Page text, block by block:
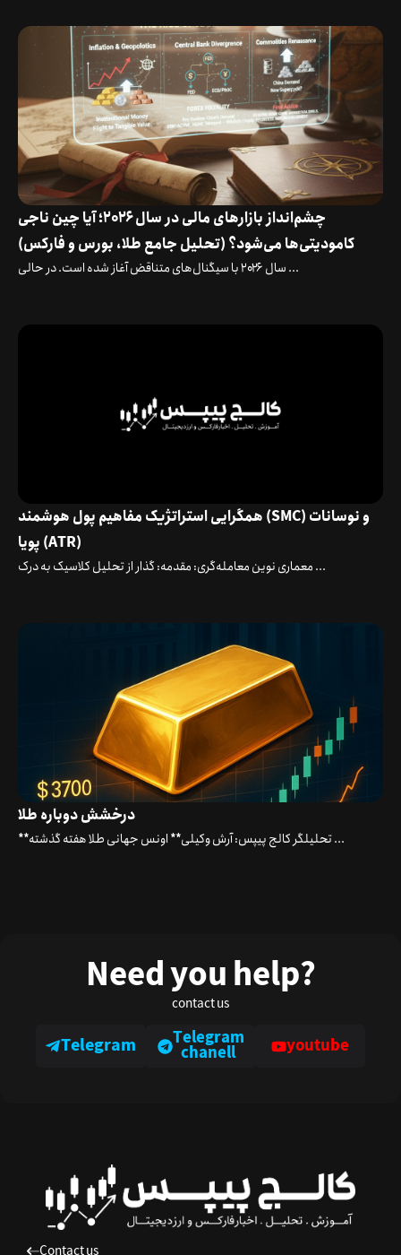
چشم‌انداز بازارهای مالی در سال ۲۰۲۶؛ آیا چین ناجی
کامودیتی‌ها می‌شود؟ (تحلیل جامع طلا، بورس و فارکس)
سال ۲۰۲۶ با سیگنال‌های متناقض آغاز شده است. در حالی ...
همگرایی استراتژیک مفاهیم پول هوشمند (SMC) و نوسانات
پویا (ATR)
معماری نوین معامله‌گری: مقدمه: گذار از تحلیل کلاسیک به درک ...
درخشش دوباره طلا
**تحلیلگر کالج پیپس: آرش وکیلی** اونس جهانی طلا هفته گذشته ...
Need you help?
contact us
Telegram Telegram
chanell youtube